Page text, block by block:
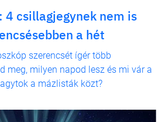
4 csillagjegynek nem is
a hét
szerencsét ígér több
meg, milyen napod lesz és mi vár a
a mázlisták közt?